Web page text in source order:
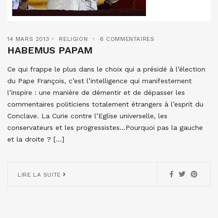
14 MARS 2013 RELIGION 6 COMMENTAIRES
HABEMUS PAPAM
Ce qui frappe le plus dans le choix qui a présidé à l’élection
du Pape François, c’est l’intelligence qui manifestement
l’inspire : une manière de démentir et de dépasser les
commentaires politiciens totalement étrangers à l’esprit du
Conclave. La Curie contre l’Eglise universelle, les
conservateurs et les progressistes…Pourquoi pas la gauche
et la droite ? […]
LIRE LA SUITE